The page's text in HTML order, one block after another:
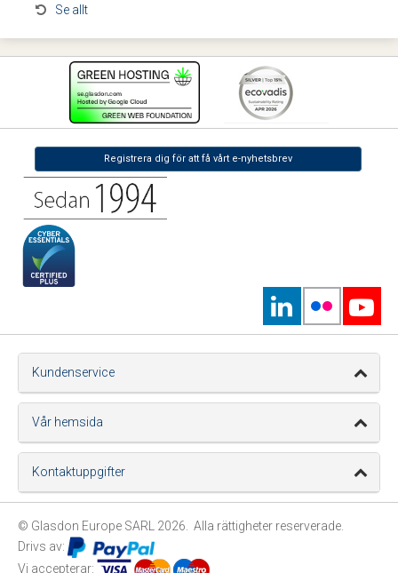
Se allt
Registrera dig för att få vårt e-nyhetsbrev
Kundenservice
Vår hemsida
Kontaktuppgifter
© Glasdon Europe SARL 2026. Alla rättigheter reserverade.
Drivs av:
Vi accepterar: